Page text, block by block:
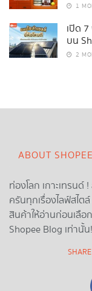
1
เปิด
บน
2
ABOUT
ท่องโลก เกาะเทรน
ครันทุกเรื่องไลฟ์สไ
สินค้าให้อ่านก่อนเลื
Shopee Blog เท่านั้น!